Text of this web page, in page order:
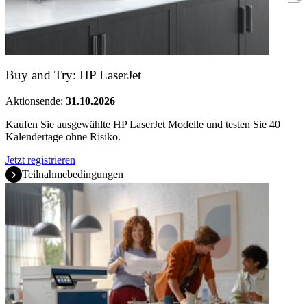
Buy and Try: HP LaserJet
Aktionsende: 31.10.2026
Kaufen Sie ausgewählte HP LaserJet Modelle und testen Sie 40
Kalendertage ohne Risiko.
Jetzt registrieren
Teilnahmebedingungen